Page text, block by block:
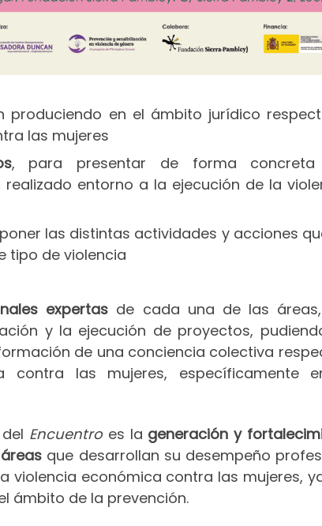
produciendo en el ámbito jurídico
las mujeres
, para presentar de forma concreta
entorno a la ejecución de la
las distintas actividades y acciones
tipo de violencia
expertas de cada una de las
y la ejecución de proyectos,
de una conciencia colectiva
las mujeres, específicamente
Encuentroes la generación y
que desarrollan su desempeño
violencia económica contra las mujeres,
ámbito de la prevención.